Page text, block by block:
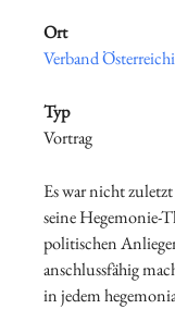
Ort
Verband
Typ
Vortrag
Es war nicht
seine Hegemonie-
politischen
anschlussfähig
in jedem